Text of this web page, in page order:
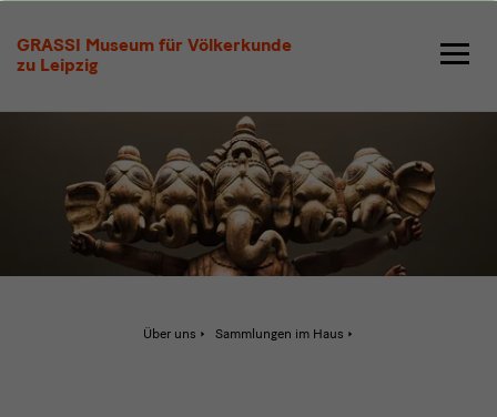
GRASSI Museum für Völkerkunde
zu Leipzig
Asien
Über uns Sammlungen im Haus